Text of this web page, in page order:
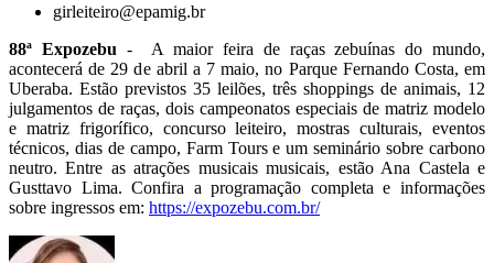
girleiteiro@epamig.br
88ª Expozebu - A maior feira de raças zebuínas do mundo,
acontecerá de 29 de abril a 7 maio, no Parque Fernando Costa, em
Uberaba. Estão previstos 35 leilões, três shoppings de animais, 12
julgamentos de raças, dois campeonatos especiais de matriz modelo
e matriz frigorífico, concurso leiteiro, mostras culturais, eventos
técnicos, dias de campo, Farm Tours e um seminário sobre carbono
neutro. Entre as atrações musicais musicais, estão Ana Castela e
Gusttavo Lima. Confira a programação completa e informações
sobre ingressos em: https://expozebu.com.br/